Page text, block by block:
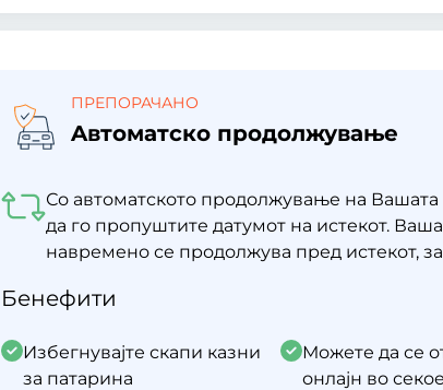
ПРЕПОРАЧАНО
Aвтоматско продолжување
Со автоматското продолжување на
да го пропуштите датумот на истекот.
навремено се продолжува пред истекот,
Бенефити
Избегнувајте скапи казни
за патарина
Можете да се
онлајн во